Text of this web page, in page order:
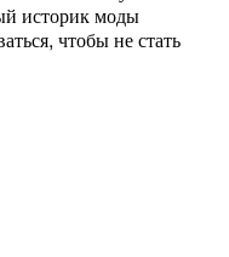
историк моды
чтобы не стать